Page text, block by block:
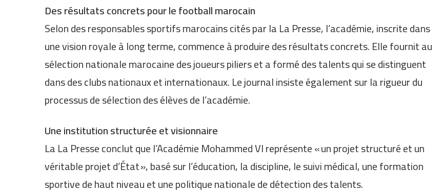
Des résultats concrets pour le football marocain
Selon des responsables sportifs marocains cités par laLa Presse, l’académie, inscrite dans
une vision royale à long terme, commence à produire des résultats concrets. Elle fournit au
sélection nationale marocainedes joueurs piliers et a formé des talents qui se distinguent
dans des clubs nationaux et internationaux. Le journal insiste également sur la rigueur du
processus de sélection des élèves de l’académie.
Une institution structurée et visionnaire
LaLa Presseconclut que l’Académie Mohammed VI représente « un projet structuré et un
véritable projet d’État », basé sur l’éducation, la discipline, le suivi médical, une formation
sportive de haut niveau et une politique nationale de détection des talents.